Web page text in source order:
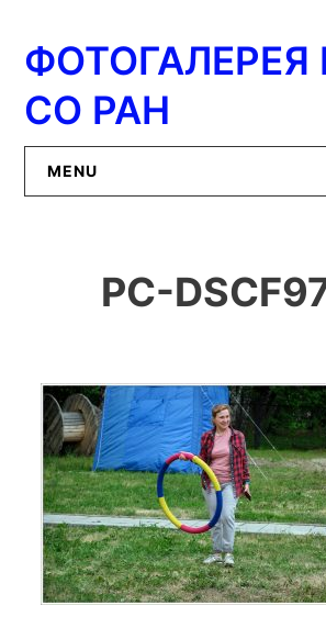
содержимому
ФОТОГАЛЕРЕЯ
СО РАН
MENU
ИЦиГ СО РАН
PC-